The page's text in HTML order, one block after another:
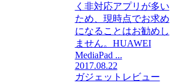
く非対応アプリが多い
ため、現時点でお求め
になることはお勧めし
ません。HUAWEI
MediaPad ...
2017.08.22
ガジェットレビュー